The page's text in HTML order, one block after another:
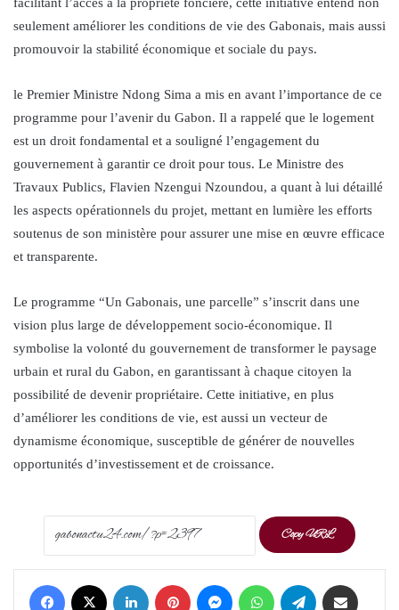
seulement améliorer les conditions de vie des Gabonais, mais aussi
promouvoir la stabilité économique et sociale du pays.
le Premier Ministre Ndong Sima a mis en avant l’importance de ce
programme pour l’avenir du Gabon. Il a rappelé que le logement
est un droit fondamental et a souligné l’engagement du
gouvernement à garantir ce droit pour tous. Le Ministre des
Travaux Publics, Flavien Nzengui Nzoundou, a quant à lui détaillé
les aspects opérationnels du projet, mettant en lumière les efforts
soutenus de son ministère pour assurer une mise en œuvre efficace
et transparente.
Le programme “Un Gabonais, une parcelle” s’inscrit dans une
vision plus large de développement socio-économique. Il
symbolise la volonté du gouvernement de transformer le paysage
urbain et rural du Gabon, en garantissant à chaque citoyen la
possibilité de devenir propriétaire. Cette initiative, en plus
d’améliorer les conditions de vie, est aussi un vecteur de
dynamisme économique, susceptible de générer de nouvelles
opportunités d’investissement et de croissance.
Copy URL
Facebook LinkedIn Pinterest Messenger WhatsApp Telegram